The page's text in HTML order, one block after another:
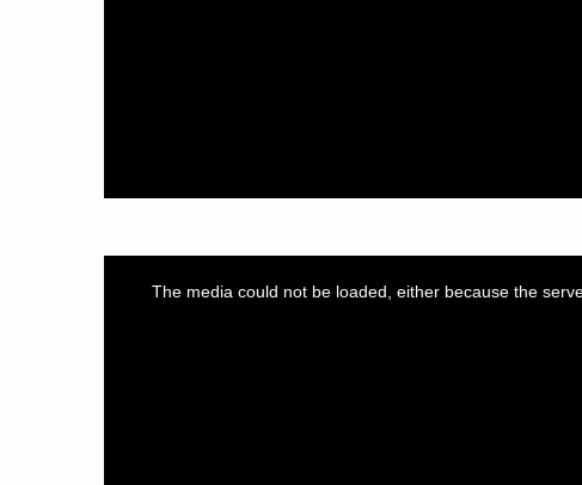
The media could not be loaded, either because the